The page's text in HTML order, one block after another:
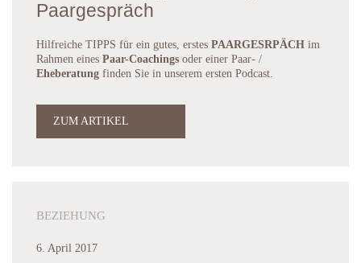
Paargespräch
Hilfreiche TIPPS für ein gutes, erstes PAARGESRPÄCH im
Rahmen eines Paar-Coachings oder einer Paar- /
Eheberatung finden Sie in unserem ersten Podcast.
ZUM ARTIKEL
BEZIEHUNG
6. April 2017